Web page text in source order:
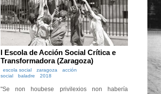
I Escola de Acción Social Crítica e
Transformadora (Zaragoza)
escola social zaragoza
acción
social
baladre 2018
"Se non houbese privilexios non habería